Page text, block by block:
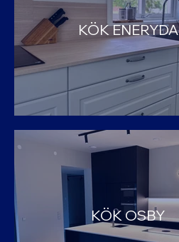
KÖK ENERYDA
KÖK OSBY